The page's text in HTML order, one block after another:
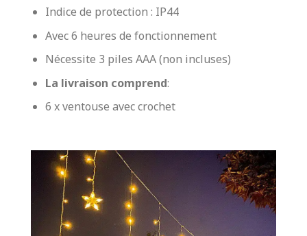
Indice de protection : IP44
Avec 6 heures de fonctionnement
Nécessite 3 piles AAA (non incluses)
La livraison comprend:
6 x ventouse avec crochet